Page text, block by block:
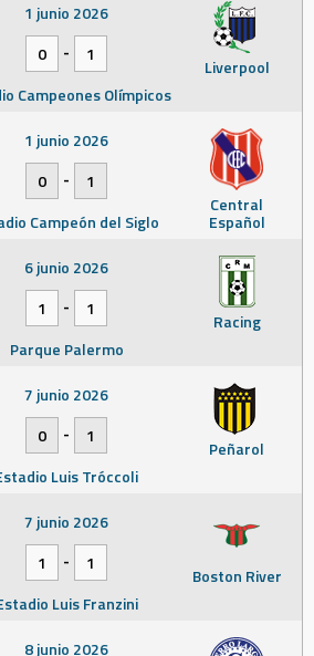
Liverpool
1 junio 2026
0
-
1
Campeones Olímpicos
Central
Español
1 junio 2026
0
-
1
Campeón del Siglo
Racing
6 junio 2026
1
-
1
Parque Palermo
Peñarol
7 junio 2026
0
-
1
Luis Tróccoli
Boston River
7 junio 2026
1
-
1
Luis Franzini
8 junio 2026